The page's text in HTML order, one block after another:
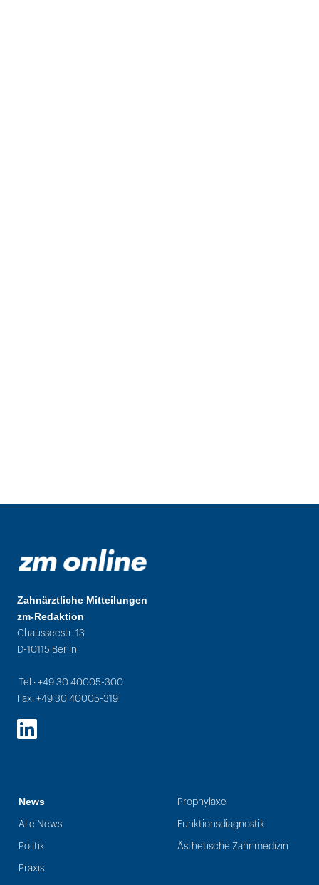
Zahnärztliche Mitteilungen
zm-Redaktion
Chausseestr. 13
D-10115 Berlin
Tel.: +49 30 40005-300
Fax: +49 30 40005-319
LinkedIn
News
Alle News
Politik
Praxis
Prophylaxe
Funktionsdiagnostik
Ästhetische Zahnmedizin